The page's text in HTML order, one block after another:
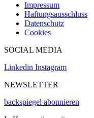
Impressum
Haftungsausschluss
Datenschutz
Cookies
SOCIAL MEDIA
Linkedin Instagram
NEWSLETTER
backspiegel abonnieren